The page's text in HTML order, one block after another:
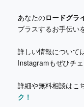
あなたのロードグラ
プラスするお手伝い
詳しい情報について
Instagramもぜひチ
詳細や無料相談はこ
ク！